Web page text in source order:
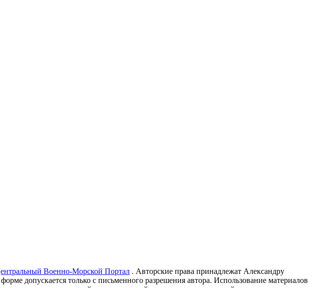
Военно-Морской Портал . Авторские права принадлежат Александру
допускается только с письменного разрешения автора. Использование материалов